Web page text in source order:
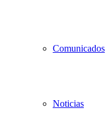
Comunicados
Noticias